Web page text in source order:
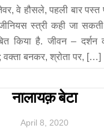
वे हौसले, पहली बार पस्त
जीनियस स्त्री कही जा
किया है. जीवन –
वक्ता बनकर, श्रोता पर, […]
नालायक़ बेटा
April 8 2020